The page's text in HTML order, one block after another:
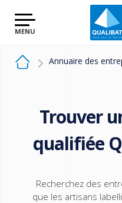
Annuaire des
Trouver
qualifiée
Recherchez des
que les artisans